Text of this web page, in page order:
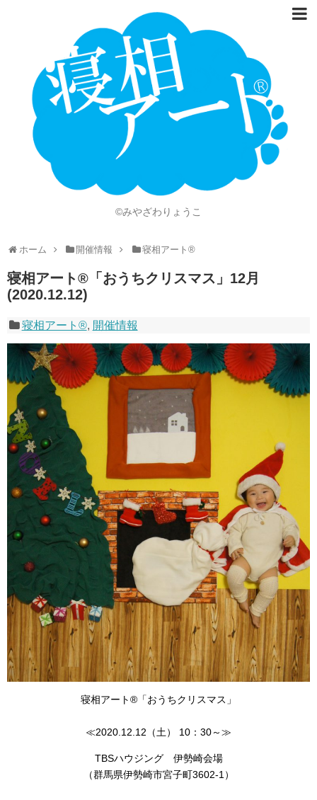
©みやざわりょうこ
ホーム 開催情報 寝相アート®
寝相アート®「おうちクリスマス」12月
(2020.12.12)
寝相アート®, 開催情報
寝相アート®「おうちクリスマス」
≪2020.12.12（土） 10：30～≫
TBSハウジング 伊勢崎会場
（群馬県伊勢崎市宮子町3602-1）
Language
開催情報
動画
ニュース
知的財産権